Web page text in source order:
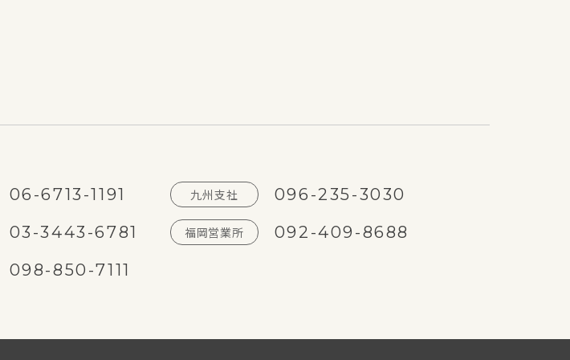
06-6713-1191 九州支社 096-235-3030
03-3443-6781 福岡営業所 092-409-8688
098-850-7111